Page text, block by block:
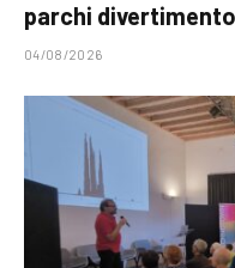
parchi divertimento
04/08/2026